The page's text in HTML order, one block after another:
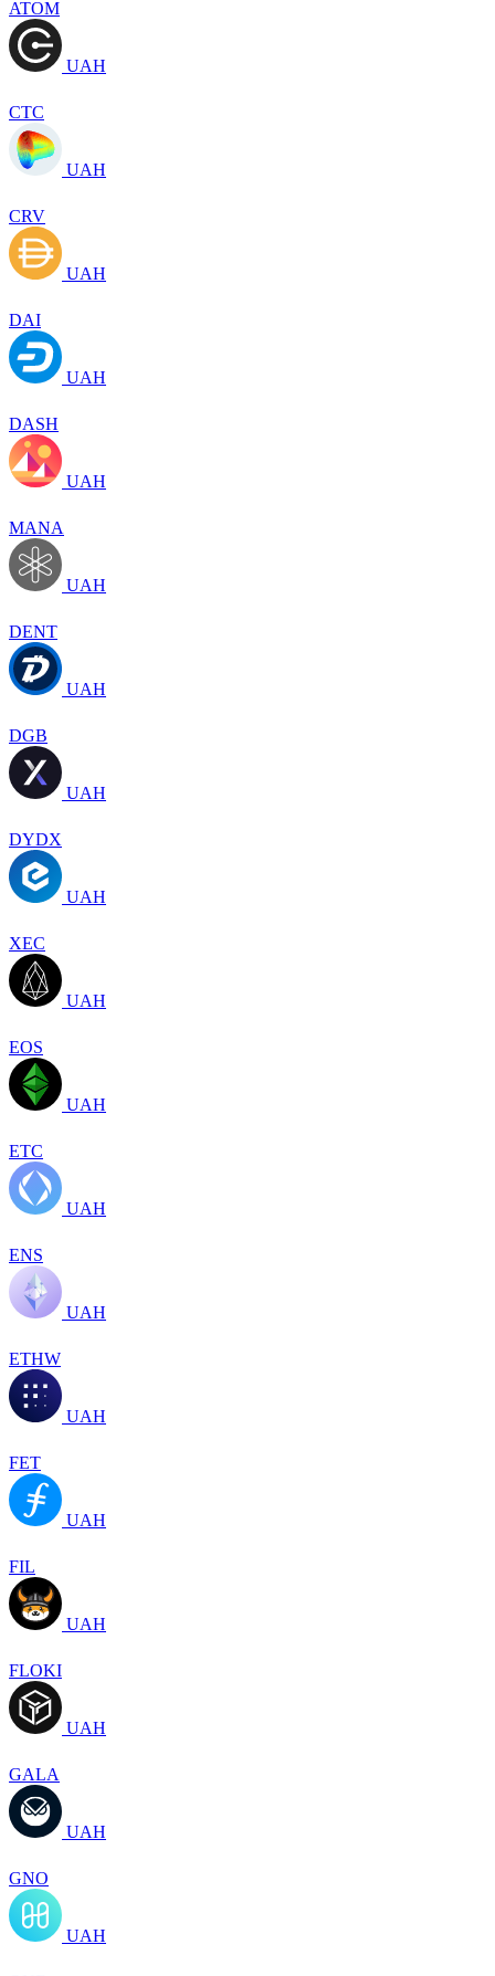
ATOM
UAH
CTC
UAH
CRV
UAH
DAI
UAH
DASH
UAH
MANA
UAH
DENT
UAH
DGB
UAH
DYDX
UAH
XEC
UAH
EOS
UAH
ETC
UAH
ENS
UAH
ETHW
UAH
FET
UAH
FIL
UAH
FLOKI
UAH
GALA
UAH
GNO
UAH